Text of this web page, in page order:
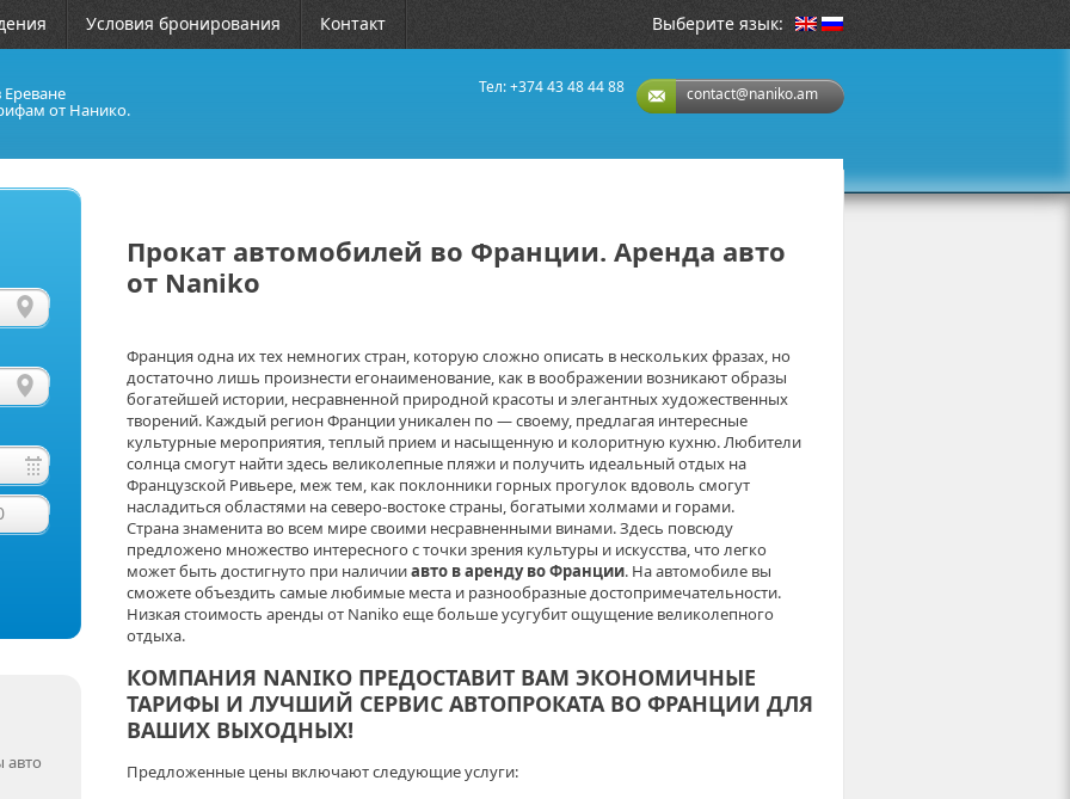
Условия бронирования Контакт Выберите язык:
Ереване
от Нанико.
contact@naniko.am
Тел: +374 43 48 44 88
авто
Прокат автомобилей во Франции. Аренда авто
от Naniko
Франция одна их тех немногих стран, которую сложно описать в нескольких фразах, но
достаточно лишь произнести егонаименование, как в воображении возникают образы
богатейшей истории, несравненной природной красоты и элегантных художественных
творений. Каждый регион Франции уникален по — своему, предлагая интересные
культурные мероприятия, теплый прием и насыщенную и колоритную кухню. Любители
солнца смогут найти здесь великолепные пляжи и получить идеальный отдых на
Французской Ривьере, меж тем, как поклонники горных прогулок вдоволь смогут
насладиться областями на северо-востоке страны, богатыми холмами и горами.
Страна знаменита во всем мире своими несравненными винами. Здесь повсюду
предложено множество интересного с точки зрения культуры и искусства, что легко
может быть достигнуто при наличииавто в аренду во Франции. На автомобиле вы
сможете объездить самые любимые места и разнообразные достопримечательности.
Низкая стоимость аренды от Naniko еще больше усугубит ощущение великолепного
отдыха.
КОМПАНИЯ NANIKO ПРЕДОСТАВИТ ВАМ ЭКОНОМИЧНЫЕ
ТАРИФЫ И ЛУЧШИЙ СЕРВИС АВТОПРОКАТА ВО ФРАНЦИИ ДЛЯ
ВАШИХ ВЫХОДНЫХ!
Предложенные цены включают следующие услуги: